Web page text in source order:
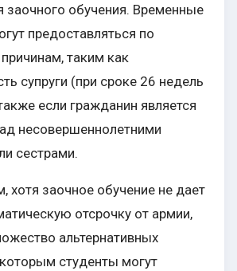
заочного обучения. Временные
предоставляться по
таким как
супруги (при сроке 26 недель
если гражданин является
несовершеннолетними
сестрами.
хотя заочное обучение не дает
отсрочку от армии,
альтернативных
студенты могут